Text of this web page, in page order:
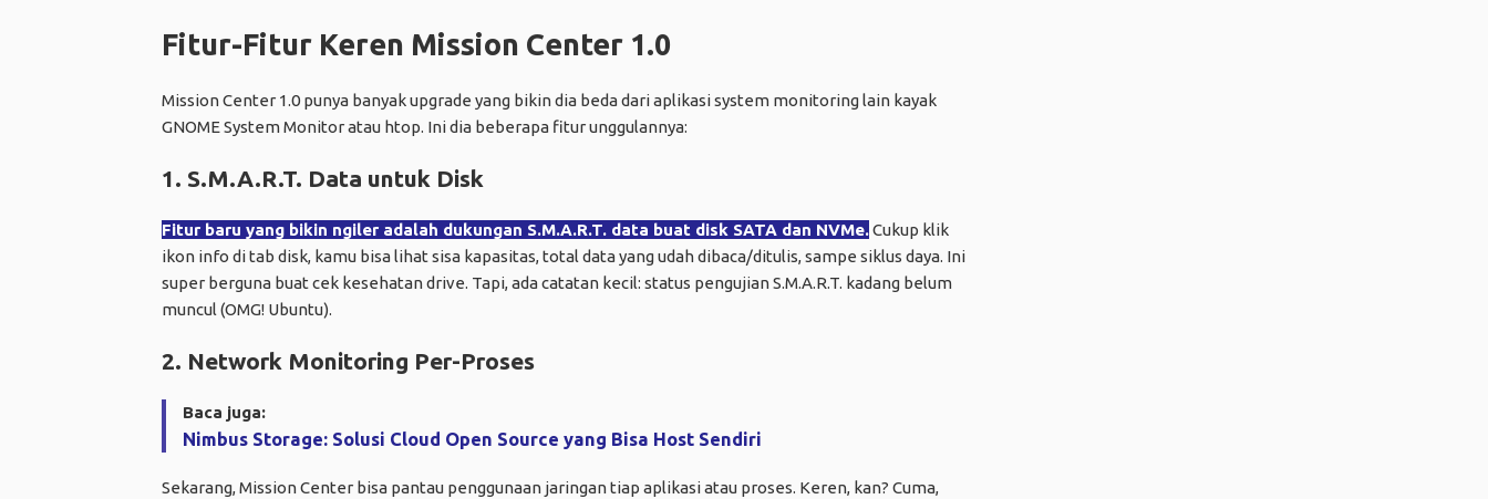
Fitur-Fitur Keren Mission Center 1.0
Mission Center 1.0 punya banyak upgrade yang bikin dia beda dari aplikasi system monitoring lain kayak
GNOME System Monitor atau htop. Ini dia beberapa fitur unggulannya:
1. S.M.A.R.T. Data untuk Disk
Fitur baru yang bikin ngiler adalah dukungan S.M.A.R.T. data buat disk SATA dan NVMe.Cukup klik
ikon info di tab disk, kamu bisa lihat sisa kapasitas, total data yang udah dibaca/ditulis, sampe siklus daya. Ini
super berguna buat cek kesehatan drive. Tapi, ada catatan kecil: status pengujian S.M.A.R.T. kadang belum
muncul (OMG! Ubuntu).
2. Network Monitoring Per-Proses
Baca juga:
Nimbus Storage: Solusi Cloud Open Source yang Bisa Host Sendiri
Sekarang, Mission Center bisa pantau penggunaan jaringan tiap aplikasi atau proses. Keren, kan? Cuma,